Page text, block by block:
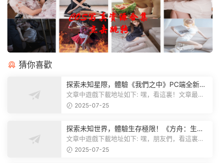
猜你喜歡
探索未知星際，體驗《我們之中》PC端全新版
本
文章中遊戲下載地址如下: 嘿，看這裏！文章最後
有個圖片，點一下就能加入我們遊...
2025-07-25
探索未知世界，體驗生存極限！《方舟：生存
飛升》v38.9中文版全新升級！
文章中遊戲下載地址如下: 嘿，朋友們，看這裏！
《方舟：生存飛升》這個遊戲超火...
2025-07-25